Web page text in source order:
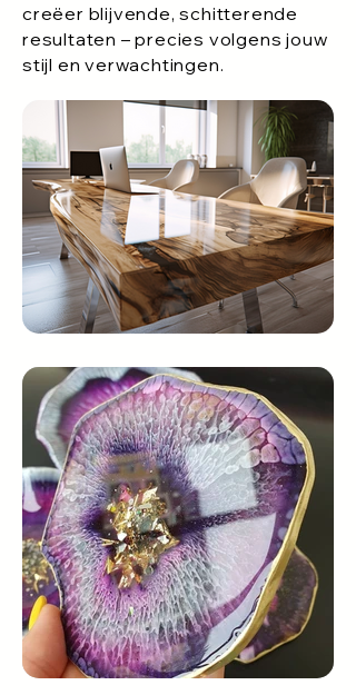
creëer blijvende, schitterende
resultaten – precies volgens jouw
stijl en verwachtingen.